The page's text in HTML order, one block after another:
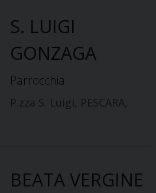
S. LUIGI
GONZAGA
Parrocchia
P.zza S. Luigi, PESCARA,
BEATA VERGINE